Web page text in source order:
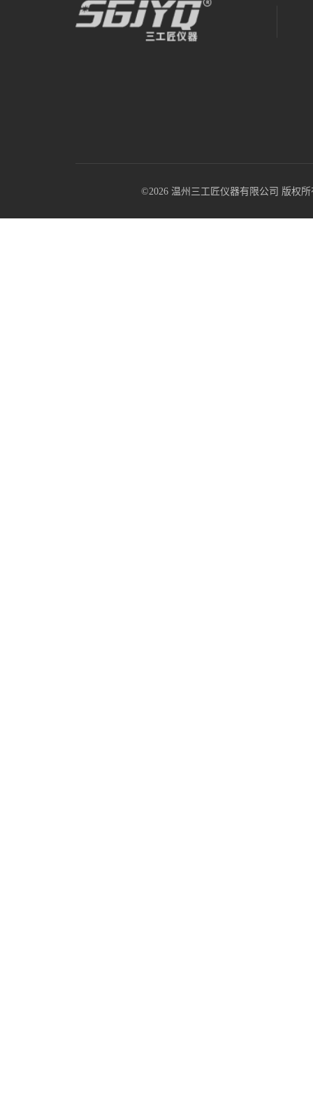
©2026 温州三工匠仪器有限公司 版权所